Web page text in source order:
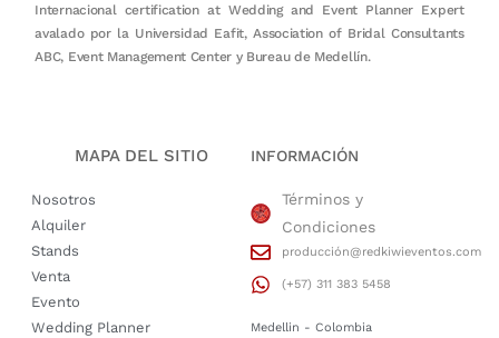
Internacional certification at Wedding and Event Planner Expert
avalado por la Universidad Eafit, Association of Bridal Consultants
ABC, Event Management Center y Bureau de Medellín.
MAPA DEL SITIO
Nosotros
Alquiler
Stands
Venta
Evento
Wedding Planner
INFORMACIÓN
Términos y
Condiciones
producción@redkiwieventos.com
(+57) 311 383 5458
Medellin - Colombia